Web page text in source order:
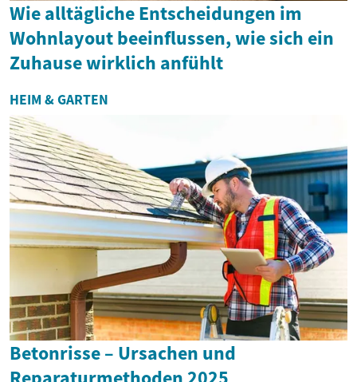
Wie alltägliche Entscheidungen im
Wohnlayout beeinflussen, wie sich ein
Zuhause wirklich anfühlt
HEIM & GARTEN
Betonrisse – Ursachen und